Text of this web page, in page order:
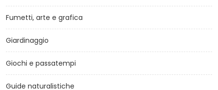
Fumetti, arte e grafica
Giardinaggio
Giochi e passatempi
Guide naturalistiche